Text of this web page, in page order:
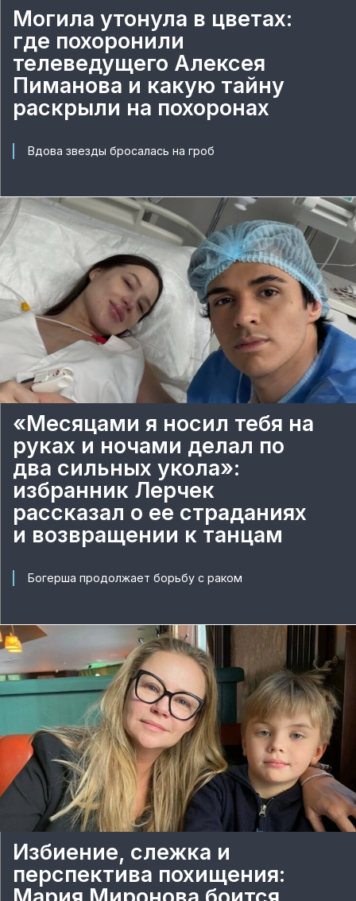
Могила утонула в цветах:
где похоронили
телеведущего Алексея
Пиманова и какую тайну
раскрыли на похоронах
Вдова звезды бросалась на гроб
«Месяцами я носил тебя на
руках и ночами делал по
два сильных укола»:
избранник Лерчек
рассказал о ее страданиях
и возвращении к танцам
Богерша продолжает борьбу с раком
Избиение, слежка и
перспектива похищения: